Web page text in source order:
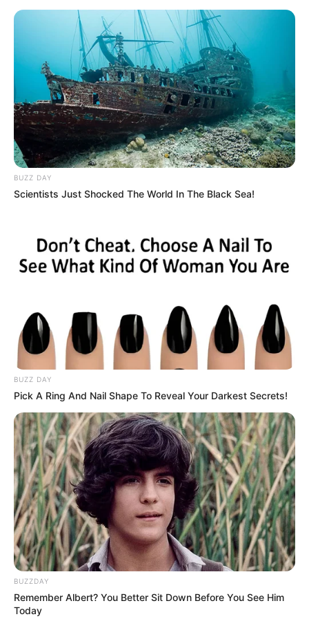
sztár All Stars döntőjét – videó
BUZZ DAY
Scientists Just Shocked The World In The Black Sea!
BUZZ DAY
Pick A Ring And Nail Shape To Reveal Your Darkest Secrets!
BUZZDAY
Remember Albert? You Better Sit Down Before You See Him
Today